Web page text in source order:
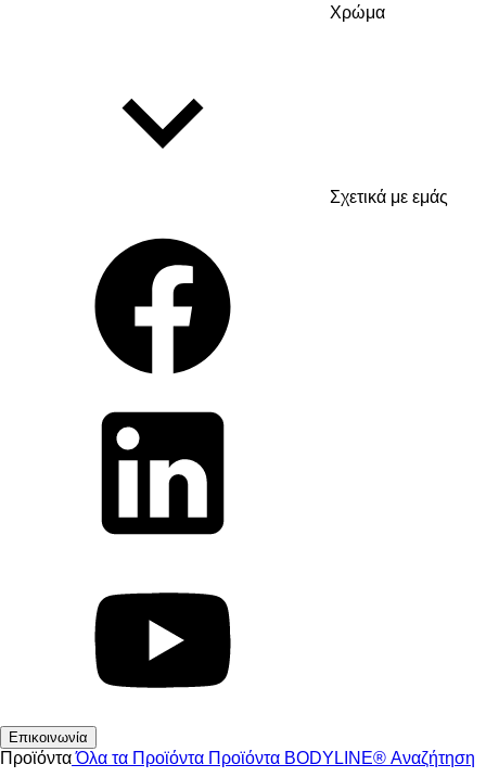
Χρώμα
Σχετικά με εμάς
Επικοινωνία
ΠροϊόνταΌλα τα Προϊόντα Προϊόντα BODYLINE® Αναζήτηση